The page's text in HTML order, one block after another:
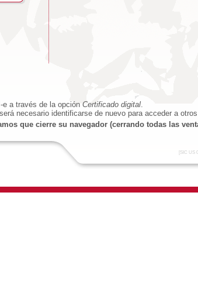
e a través de la opción Certificado digital.
necesario identificarse de nuevo para acceder a otros
que cierre su navegador (cerrando todas las
[SIC US